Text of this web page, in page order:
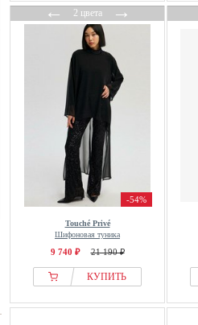
←2 цвета→
-54%
Touché Privé
Шифоновая туника
9 740 ₽ 21 190 ₽
КУПИТЬ